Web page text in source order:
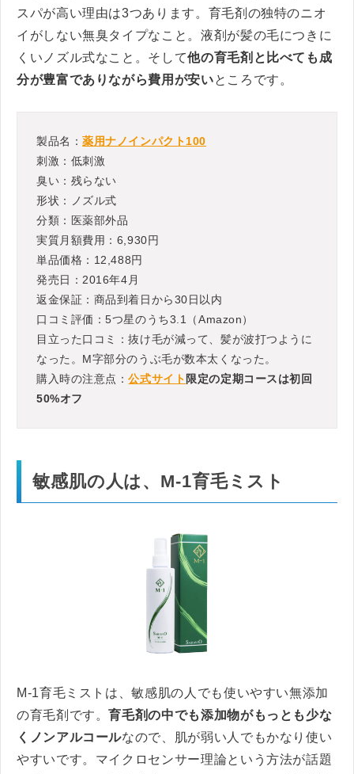
スパが高い理由は3つあります。育毛剤の独特のニオ
イがしない無臭タイプなこと。液剤が髪の毛につきに
くいノズル式なこと。そして他の育毛剤と比べても成
分が豊富でありながら費用が安いところです。
製品名：薬用ナノインパクト100
刺激：低刺激
臭い：残らない
形状：ノズル式
分類：医薬部外品
実質月額費用：6,930円
単品価格：12,488円
発売日：2016年4月
返金保証：商品到着日から30日以内
口コミ評価：5つ星のうち3.1（Amazon）
目立った口コミ：抜け毛が減って、髪が波打つように
なった。M字部分のうぶ毛が数本太くなった。
購入時の注意点：公式サイト限定の定期コースは初回
50%オフ
敏感肌の人は、M-1育毛ミスト
M-1育毛ミストは、敏感肌の人でも使いやすい無添加
の育毛剤です。 育毛剤の中でも添加物がもっとも少な
くノンアルコールなので、肌が弱い人でもかなり使い
やすいです。マイクロセンサー理論という方法が話題